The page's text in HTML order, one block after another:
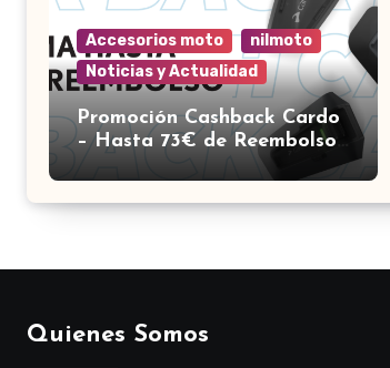
Accesorios moto
nilmoto
Noticias y Actualidad
Promoción Cashback Cardo
– Hasta 73€ de Reembolso |
Nilmoto
Quienes Somos